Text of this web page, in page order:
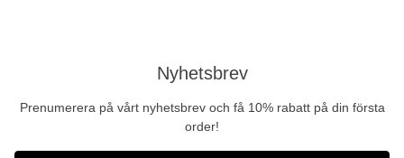
Nyhetsbrev
Prenumerera på vårt nyhetsbrev och få 10% rabatt på din första
order!